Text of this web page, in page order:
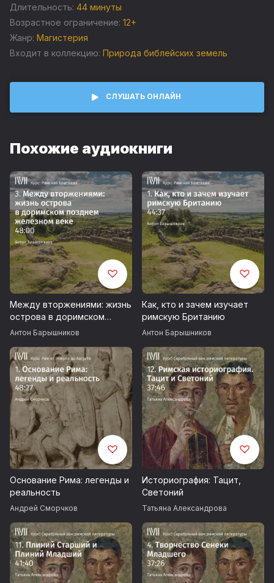
Длительность: 44 минуты
Возрастное ограничение: 12+
Жанр: Магистерия
Входит в коллекцию: Природа библейских земель
СЛУШАТЬ ОНЛАЙН
Похожие аудиокниги
Между вторжениями: жизнь
острова в доримском
позднем железном веке
Антон Барышников
Как, кто и зачем изучает
римскую Британию
Антон Барышников
Основание Рима: легенды и
реальность
Андрей Сморчков
Историография: Тацит,
Светоний
Татьяна Александрова